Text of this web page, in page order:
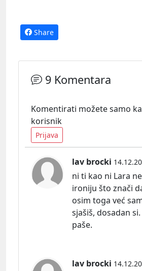
Share
9 Komentara
Komentirati možete samo
korisnik
Prijava
lav brocki
ni ti kao ni Lara
ironiju što znači
osim toga već
sjašiš, dosadan
paše.
lav brocki